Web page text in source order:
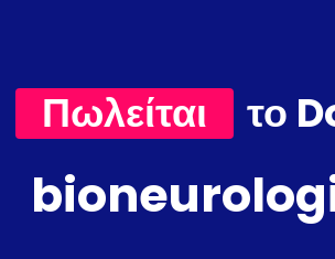
Πωλείται το